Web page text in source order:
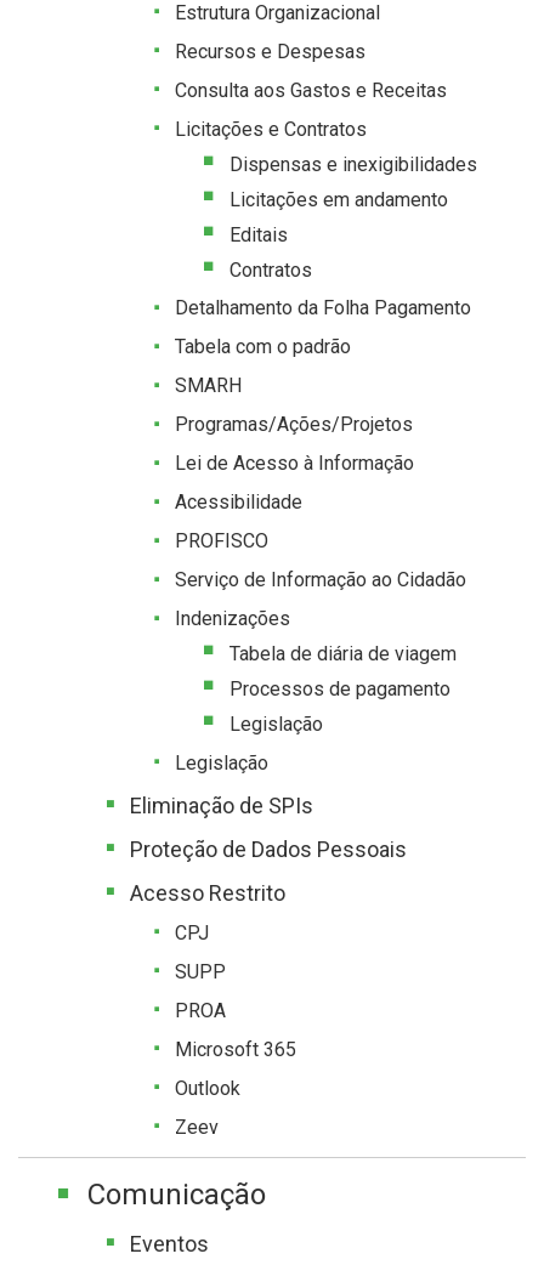
Estrutura Organizacional
Recursos e Despesas
Consulta aos Gastos e Receitas
Licitações e Contratos
Dispensas e inexigibilidades
Licitações em andamento
Editais
Contratos
Detalhamento da Folha Pagamento
Tabela com o padrão
SMARH
Programas/Ações/Projetos
Lei de Acesso à Informação
Acessibilidade
PROFISCO
Serviço de Informação ao Cidadão
Indenizações
Tabela de diária de viagem
Processos de pagamento
Legislação
Legislação
Eliminação de SPIs
Proteção de Dados Pessoais
Acesso Restrito
CPJ
SUPP
PROA
Microsoft 365
Outlook
Zeev
Comunicação
Eventos